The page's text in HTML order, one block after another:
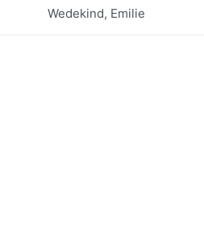
Wedekind, Emilie